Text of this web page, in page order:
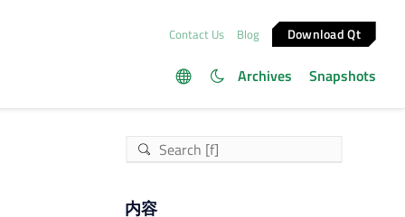
Contact Us Blog Download Qt
Archives Snapshots
内容